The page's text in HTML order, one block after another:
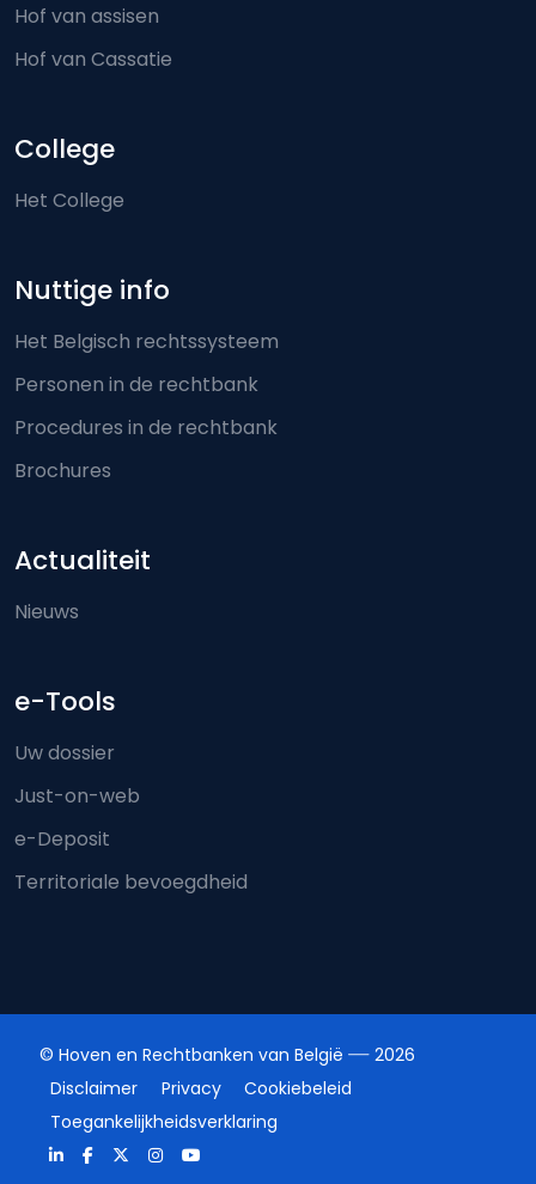
Hof van assisen
Hof van Cassatie
College
Het College
Nuttige info
Het Belgisch rechtssysteem
Personen in de rechtbank
Procedures in de rechtbank
Brochures
Actualiteit
Nieuws
e-Tools
Uw dossier
Just-on-web
e-Deposit
Territoriale bevoegdheid
© Hoven en Rechtbanken van België
2026
Disclaimer
Privacy
Cookiebeleid
Toegankelijkheidsverklaring